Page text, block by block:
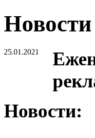
25.01.2021
Новости: